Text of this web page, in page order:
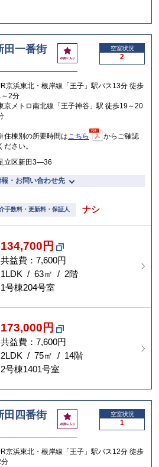
田一番街
お
気
に
入
空室状況
2
京浜東北・根岸線「王子」駅バス13分 徒歩
～2分
京メトロ南北線「王子神谷」駅 徒歩19～20
住棟別の所要時間はこちら
からご確認
ださい。
立区新田3―36
・お問い合わせ先
手数料・更新料・保証人 ナシ
134,700円
共益費：7,600円
1LDK / 63㎡ / 2階
1号棟204号室
173,000円
共益費：7,600円
2LDK / 75㎡ / 14階
2号棟1401号室
田四番街
お
気
に
入
空室状況
1
京浜東北・根岸線「王子」駅バス12分 徒歩